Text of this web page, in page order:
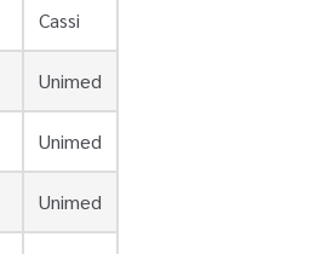
Cassi
Unimed
Unimed
Unimed